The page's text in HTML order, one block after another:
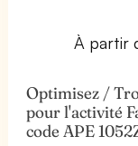
À partir
Optimisez /
pour l'activité
code APE